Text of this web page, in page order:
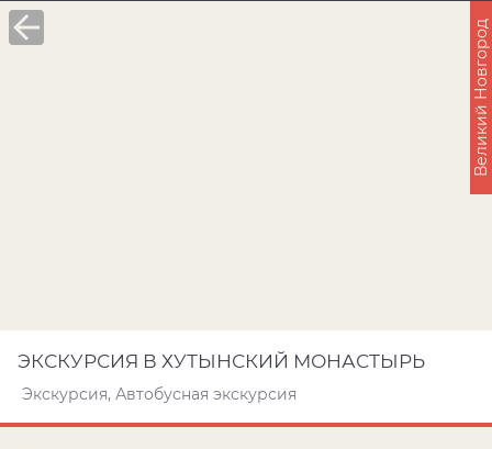
ЭКСКУРСИЯ В ХУТЫНСКИЙ МОНАСТЫРЬ
Экскурсия, Автобусная экскурсия
Великий Новгород